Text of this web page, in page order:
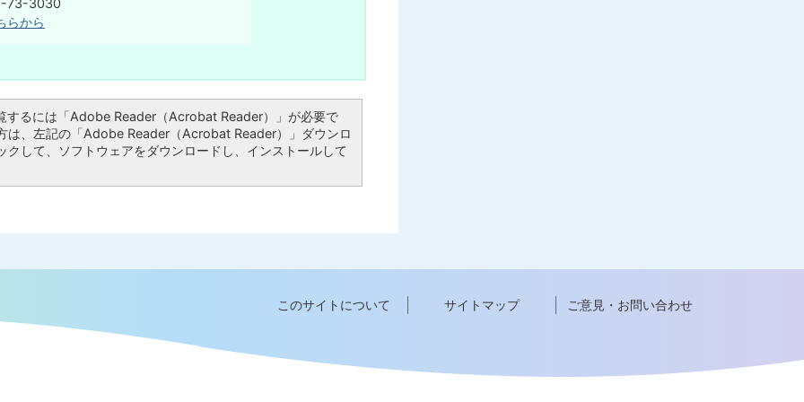
73-3030
らから
するには「Adobe Reader（Acrobat Reader）」が必要で
は、左記の「Adobe Reader（Acrobat Reader）」ダウンロ
クして、ソフトウェアをダウンロードし、インストールして
このサイトについて サイトマップ ご意見・お問い合わせ